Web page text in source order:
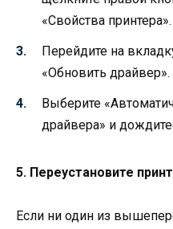
«Свойства принтера».
Перейдите на
«Обновить драйвер».
Выберите
драйвера» и
5. Переустановите
Если ни один из